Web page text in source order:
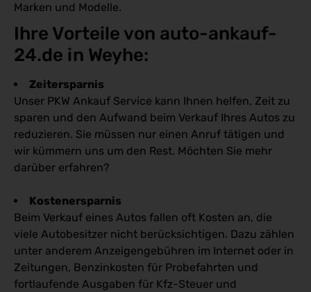
Marken und Modelle.
Ihre Vorteile von auto-ankauf-
24.de in Weyhe:
Zeitersparnis
Unser PKW Ankauf Service kann Ihnen helfen, Zeit zu
sparen und den Aufwand beim Verkauf Ihres Autos zu
reduzieren. Sie müssen nur einen Anruf tätigen und
wir kümmern uns um den Rest. Möchten Sie mehr
darüber erfahren?
Kostenersparnis
Beim Verkauf eines Autos fallen oft Kosten an, die
viele Autobesitzer nicht berücksichtigen. Dazu zählen
unter anderem Anzeigengebühren im Internet oder in
Zeitungen, Benzinkosten für Probefahrten und
fortlaufende Ausgaben für Kfz-Steuer und